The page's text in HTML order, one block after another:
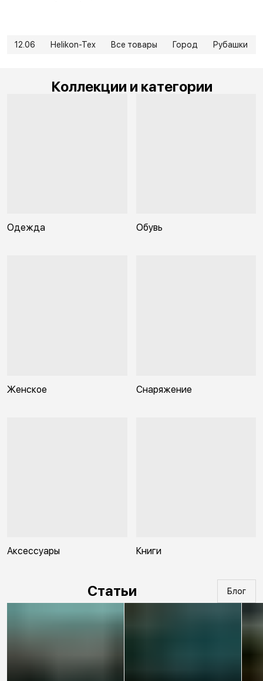
12.06 Helikon-Tex Все товары Город Рубашки
Коллекции и категории
Одежда Обувь
Женское Снаряжение
Аксессуары Книги
Статьи Блог